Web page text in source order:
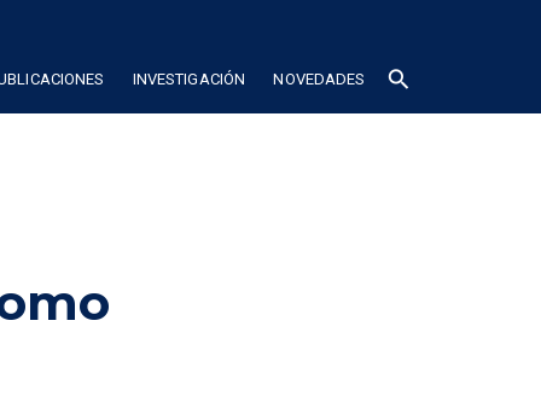
INVESTIGACIÓN NOVEDADES search